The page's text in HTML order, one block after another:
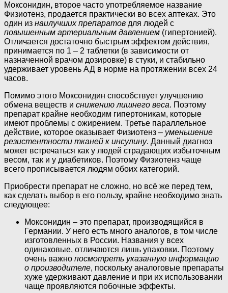
Моксонидин, второе часто употребляемое название
Физиотенз, продается практически во всех аптеках. Это
один из наилучших препаратов для людей с
повышенным артериальным давлением (гипертонией).
Отличается достаточно быстрым эффектом действия,
принимается по 1 – 2 таблетки (в зависимости от
назначенной врачом дозировке) в стуки, и стабильно
удерживает уровень АД в норме на протяжении всех 24
часов.
Помимо этого Моксонидин способствует улучшению
обмена веществ и снижению лишнего веса. Поэтому
препарат крайне необходим гипертоникам, которые
имеют проблемы с ожирением. Третье параллельное
действие, которое оказывает Физиотенз – уменьшение
резистентности тканей к инсулину. Данный диагноз
может встречаться как у людей страдающих избыточным
весом, так и у диабетиков. Поэтому Физиотенз чаще
всего прописывается людям обоих категорий.
Приобрести препарат не сложно, но всё же перед тем,
как сделать выбор в его пользу, крайне необходимо знать
следующее:
Моксонидин – это препарат, производящийся в
Германии. У него есть много аналогов, в том числе
изготовленных в России. Названия у всех
одинаковые, отличаются лишь упаковки. Поэтому
очень важно посмотреть указанную информацию
о производителе, поскольку аналоговые препараты
хуже удерживают давление и при их использовании
чаще проявляются побочные эффекты.